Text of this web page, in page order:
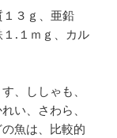
３ｇ、亜鉛
.１ｍｇ、カル
、ししゃも、
い、さわら、
魚は、比較的